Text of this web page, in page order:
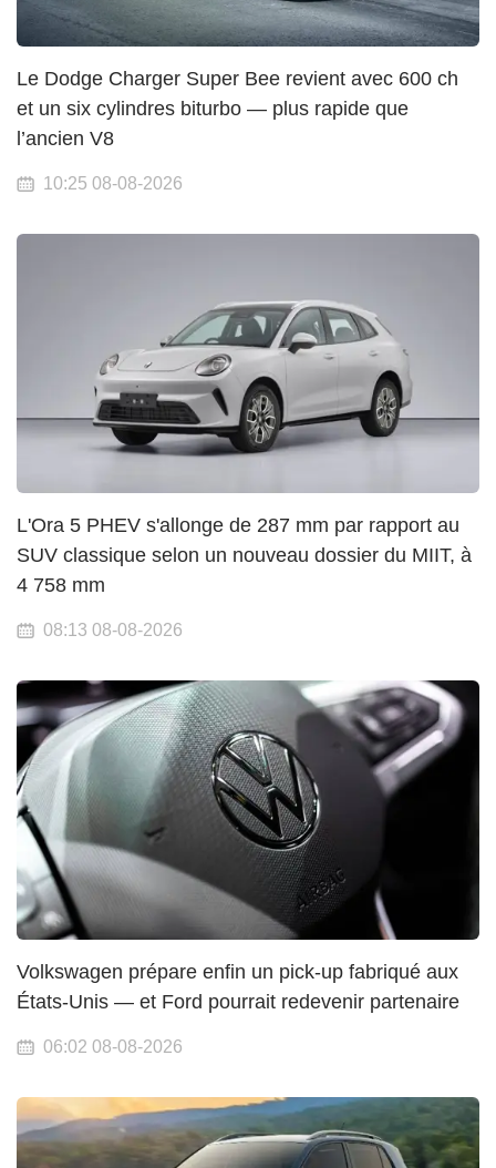
Le Dodge Charger Super Bee revient avec 600 ch
et un six cylindres biturbo — plus rapide que
l’ancien V8
10:25 08-08-2026
L'Ora 5 PHEV s'allonge de 287 mm par rapport au
SUV classique selon un nouveau dossier du MIIT, à
4 758 mm
08:13 08-08-2026
Volkswagen prépare enfin un pick-up fabriqué aux
États-Unis — et Ford pourrait redevenir partenaire
06:02 08-08-2026